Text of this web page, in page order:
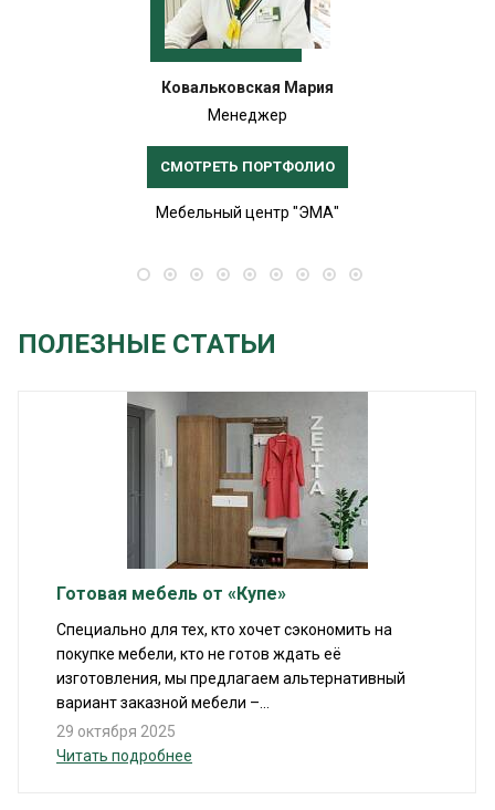
Ковальковская Мария
Менеджер
СМОТРЕТЬ ПОРТФОЛИО
Мебельный центр "ЭМА"
ПОЛЕЗНЫЕ СТАТЬИ
Готовая мебель от «Купе»
Специально для тех, кто хочет сэкономить на
покупке мебели, кто не готов ждать её
изготовления, мы предлагаем альтернативный
вариант заказной мебели –...
29 октября 2025
Читать подробнее